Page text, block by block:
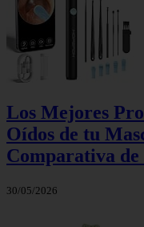
Los Mejores
Oídos de tu
Comparativa de
30/05/2026